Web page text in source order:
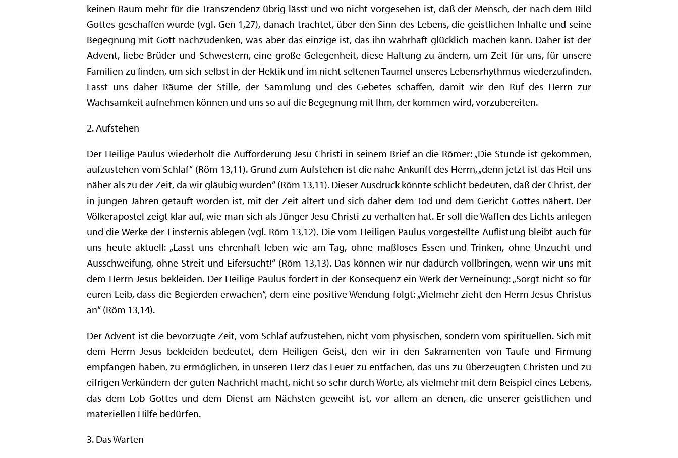
keinen Raum mehr für die Transzendenz übrig lässt und wo nicht vorgesehen ist, daß der Mensch, der nach dem Bild
Gottes geschaffen wurde (vgl. Gen 1,27), danach trachtet, über den Sinn des Lebens, die geistlichen Inhalte und seine
Begegnung mit Gott nachzudenken, was aber das einzige ist, das ihn wahrhaft glücklich machen kann. Daher ist der
Advent, liebe Brüder und Schwestern, eine große Gelegenheit, diese Haltung zu ändern, um Zeit für uns, für unsere
Familien zu finden, um sich selbst in der Hektik und im nicht seltenen Taumel unseres Lebensrhythmus wiederzufinden.
Lasst uns daher Räume der Stille, der Sammlung und des Gebetes schaffen, damit wir den Ruf des Herrn zur
Wachsamkeit aufnehmen können und uns so auf die Begegnung mit Ihm, der kommen wird, vorzubereiten.
2. Aufstehen
Der Heilige Paulus wiederholt die Aufforderung Jesu Christi in seinem Brief an die Römer: „Die Stunde ist gekommen,
aufzustehen vom Schlaf“ (Röm 13,11). Grund zum Aufstehen ist die nahe Ankunft des Herrn, „denn jetzt ist das Heil uns
näher als zu der Zeit, da wir gläubig wurden“ (Röm 13,11). Dieser Ausdruck könnte schlicht bedeuten, daß der Christ, der
in jungen Jahren getauft worden ist, mit der Zeit altert und sich daher dem Tod und dem Gericht Gottes nähert. Der
Völkerapostel zeigt klar auf, wie man sich als Jünger Jesu Christi zu verhalten hat. Er soll die Waffen des Lichts anlegen
und die Werke der Finsternis ablegen (vgl. Röm 13,12). Die vom Heiligen Paulus vorgestellte Auflistung bleibt auch für
uns heute aktuell: „Lasst uns ehrenhaft leben wie am Tag, ohne maßloses Essen und Trinken, ohne Unzucht und
Ausschweifung, ohne Streit und Eifersucht!“ (Röm 13,13). Das können wir nur dadurch vollbringen, wenn wir uns mit
dem Herrn Jesus bekleiden. Der Heilige Paulus fordert in der Konsequenz ein Werk der Verneinung: „Sorgt nicht so für
euren Leib, dass die Begierden erwachen“, dem eine positive Wendung folgt: „Vielmehr zieht den Herrn Jesus Christus
an“ (Röm 13,14).
Der Advent ist die bevorzugte Zeit, vom Schlaf aufzustehen, nicht vom physischen, sondern vom spirituellen. Sich mit
dem Herrn Jesus bekleiden bedeutet, dem Heiligen Geist, den wir in den Sakramenten von Taufe und Firmung
empfangen haben, zu ermöglichen, in unseren Herz das Feuer zu entfachen, das uns zu überzeugten Christen und zu
eifrigen Verkündern der guten Nachricht macht, nicht so sehr durch Worte, als vielmehr mit dem Beispiel eines Lebens,
das dem Lob Gottes und dem Dienst am Nächsten geweiht ist, vor allem an denen, die unserer geistlichen und
materiellen Hilfe bedürfen.
3. Das Warten